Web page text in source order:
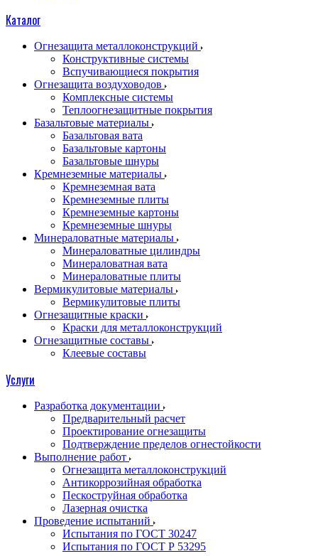
Каталог
Огнезащита металлоконструкций
Конструктивные системы
Вспучивающиеся покрытия
Огнезащита воздуховодов
Комплексные системы
Теплоогнезащитные покрытия
Базальтовые материалы
Базальтовая вата
Базальтовые картоны
Базальтовые шнуры
Кремнеземные материалы
Кремнеземная вата
Кремнеземные плиты
Кремнеземные картоны
Кремнеземные шнуры
Минераловатные материалы
Минераловатные цилиндры
Минераловатная вата
Минераловатные плиты
Вермикулитовые материалы
Вермикулитовые плиты
Огнезащитные краски
Краски для металлоконструкций
Огнезащитные составы
Клеевые составы
Услуги
Разработка документации
Предварительный расчет
Проектирование огнезащиты
Подтверждение пределов огнестойкости
Выполнение работ
Огнезащита металлоконструкций
Антикоррозийная обработка
Пескоструйная обработка
Лазерная очистка
Проведение испытаний
Испытания по ГОСТ 30247
Испытания по ГОСТ Р 53295